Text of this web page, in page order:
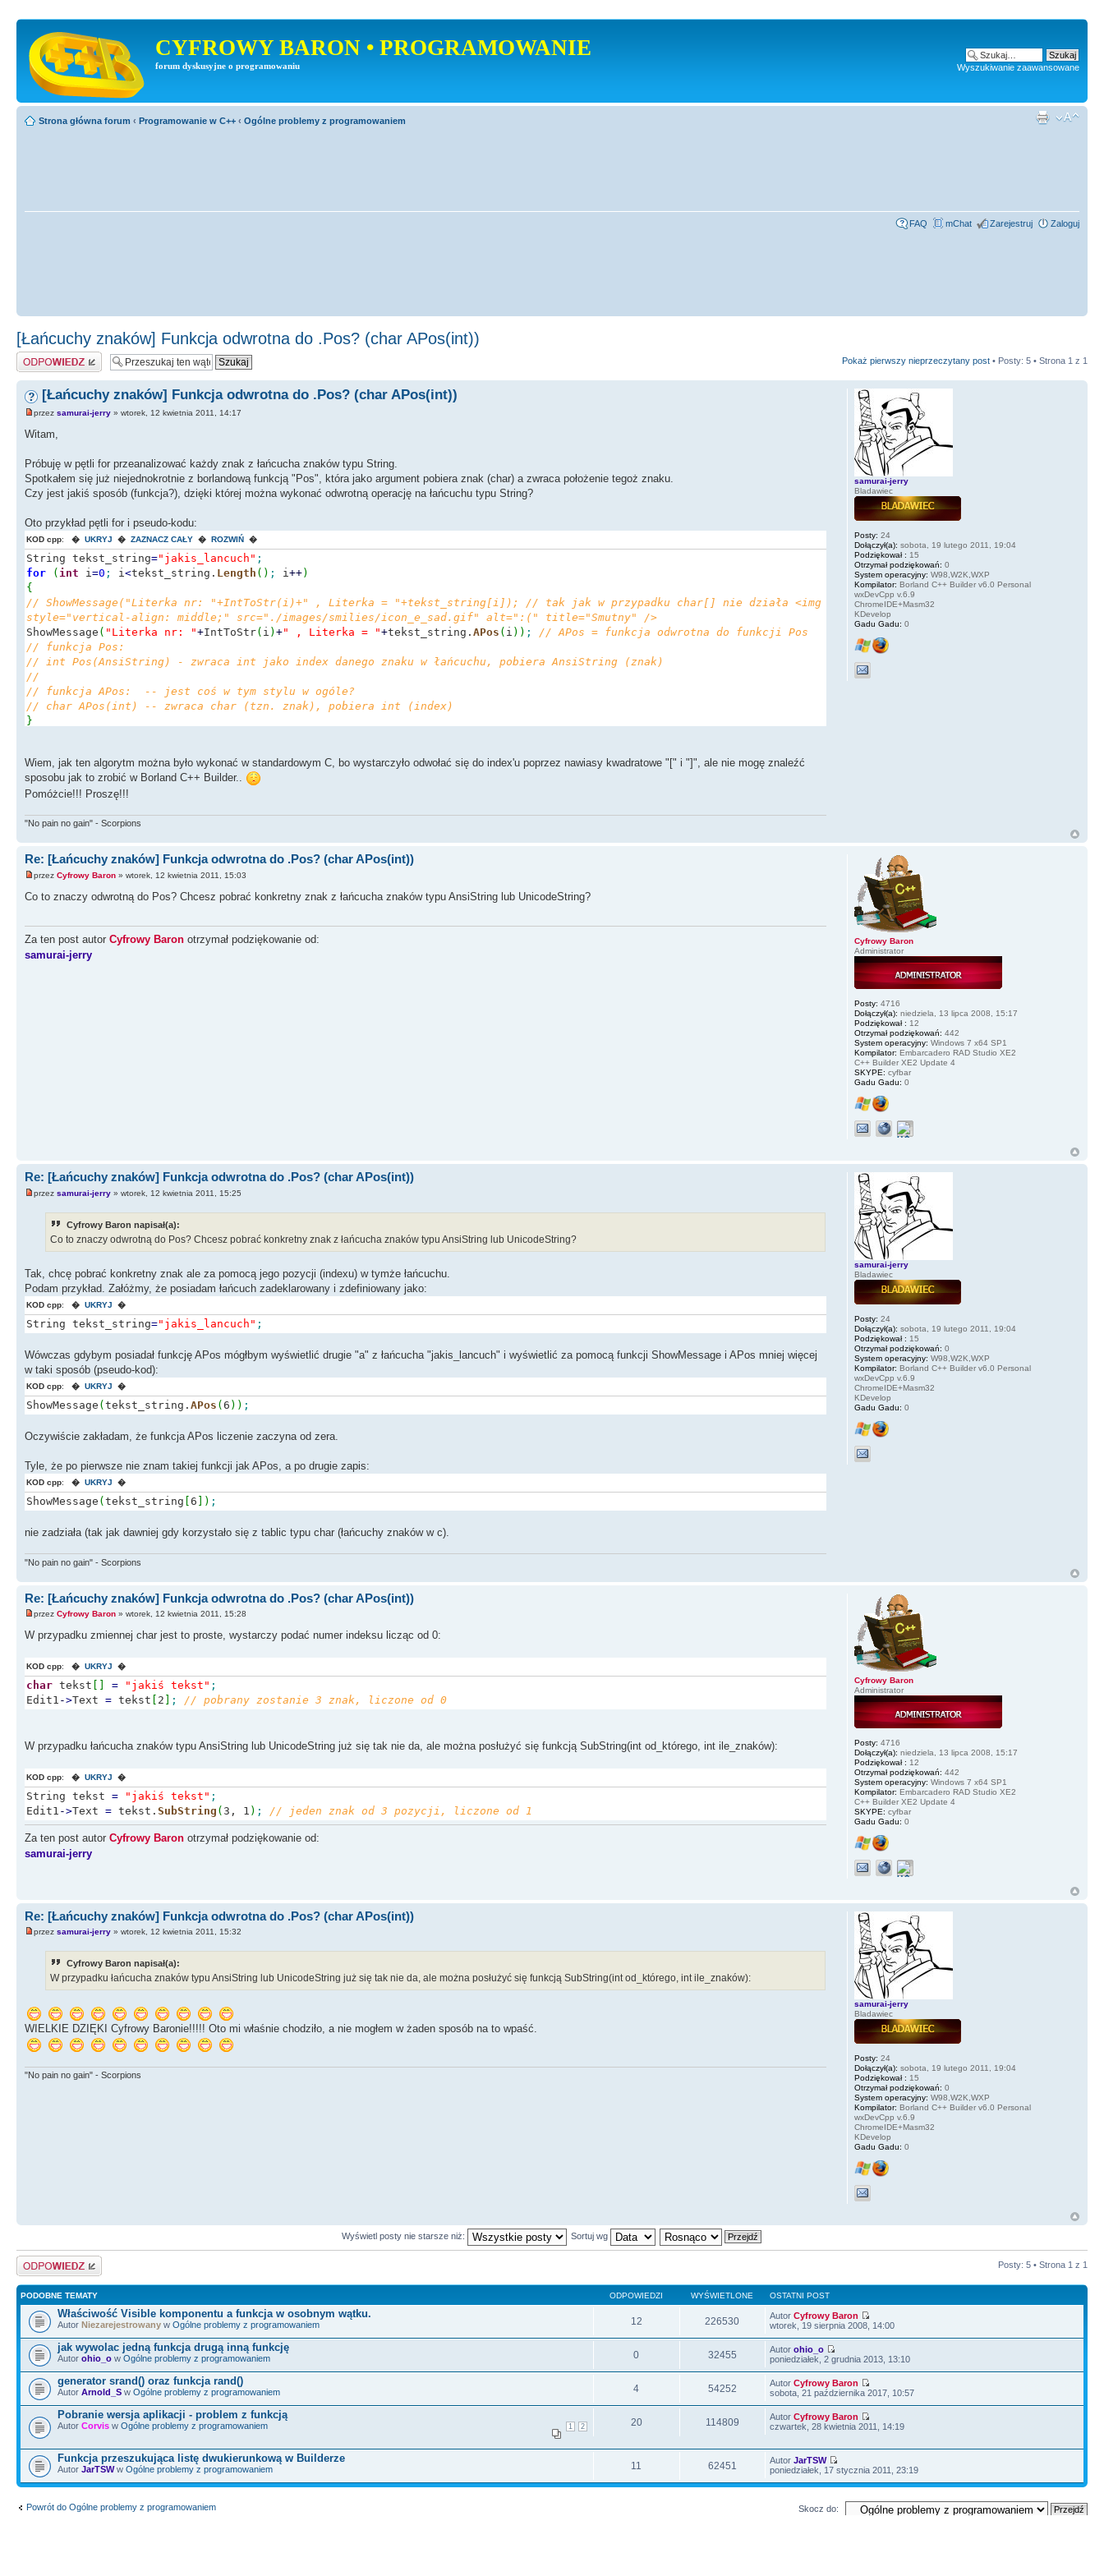
CYFROWY BARON • PROGRAMOWANIE
forum dyskusyjne o programowaniu Wyszukiwanie zaawansowane
Strona główna forum ‹ Programowanie w C++ ‹ Ogólne problemy z programowaniem
FAQ mChat Zarejestruj Zaloguj
[Łańcuchy znaków] Funkcja odwrotna do .Pos? (char APos(int))
Odpowiedz Pokaż pierwszy nieprzeczytany post • Posty: 5 • Strona 1 z 1
[Łańcuchy znaków] Funkcja odwrotna do .Pos? (char APos(int))
przez samurai-jerry » wtorek, 12 kwietnia 2011, 14:17
Witam,
Próbuję w pętli for przeanalizować każdy znak z łańcucha znaków typu String.
Spotkałem się już niejednokrotnie z borlandową funkcją "Pos", która jako argument pobiera znak (char) a zwraca położenie tegoż znaku.
Czy jest jakiś sposób (funkcja?), dzięki której można wykonać odwrotną operację na łańcuchu typu String?
Oto przykład pętli for i pseudo-kodu:
KOD cpp: � UKRYJ � ZAZNACZ CAŁY � ROZWIŃ �
String tekst_string="jakis_lancuch" ;
for
( int i =0 ; i <tekst_string. Length ( ) ; i ++)
{
// ShowMessage("Literka nr: "+IntToStr(i)+" , Literka = "+tekst_string[i]); // tak jak w przypadku char[] nie działa <img
style="vertical-align: middle;" src="./images/smilies/icon_e_sad.gif" alt=":(" title="Smutny" />
ShowMessage ( "Literka nr: "+IntToStr( i ) +" , Literka = "+tekst_string. APos ( i ) ) ;
// APos = funkcja odwrotna do funkcji Pos
// funkcja Pos:
// int Pos(AnsiString) - zwraca int jako index danego znaku w łańcuchu, pobiera AnsiString (znak)
//
// funkcja APos: -- jest coś w tym stylu w ogóle?
// char APos(int) -- zwraca char (tzn. znak), pobiera int (index)
}
Wiem, jak ten algorytm można było wykonać w standardowym C, bo wystarczyło odwołać się do index'u poprzez nawiasy kwadratowe "[" i "]", ale nie mogę znaleźć
sposobu jak to zrobić w Borland C++ Builder..
Pomóżcie!!! Proszę!!!
"No pain no gain" - Scorpions
samurai-jerry
Bladawiec
Posty: 24
Dołączył(a): sobota, 19 lutego 2011, 19:04
Podziękował : 15
Otrzymał podziękowań: 0
System operacyjny: W98,W2K,WXP
Kompilator: Borland C++ Builder v6.0 Personal
wxDevCpp v.6.9
ChromeIDE+Masm32
KDevelop
Gadu Gadu: 0
Re: [Łańcuchy znaków] Funkcja odwrotna do .Pos? (char APos(int))
przez Cyfrowy Baron » wtorek, 12 kwietnia 2011, 15:03
Co to znaczy odwrotną do Pos? Chcesz pobrać konkretny znak z łańcucha znaków typu AnsiString lub UnicodeString?
Za ten post autor Cyfrowy Baron otrzymał podziękowanie od:
samurai-jerry
Cyfrowy Baron
Administrator
Posty: 4716
Dołączył(a): niedziela, 13 lipca 2008, 15:17
Podziękował : 12
Otrzymał podziękowań: 442
System operacyjny: Windows 7 x64 SP1
Kompilator: Embarcadero RAD Studio XE2
C++ Builder XE2 Update 4
SKYPE: cyfbar
Gadu Gadu: 0
Re: [Łańcuchy znaków] Funkcja odwrotna do .Pos? (char APos(int))
przez samurai-jerry » wtorek, 12 kwietnia 2011, 15:25
Cyfrowy Baron napisał(a):
Co to znaczy odwrotną do Pos? Chcesz pobrać konkretny znak z łańcucha znaków typu AnsiString lub UnicodeString?
Tak, chcę pobrać konkretny znak ale za pomocą jego pozycji (indexu) w tymże łańcuchu.
Podam przykład. Załóżmy, że posiadam łańcuch zadeklarowany i zdefiniowany jako:
KOD cpp: � UKRYJ �
String tekst_string="jakis_lancuch" ;
Wówczas gdybym posiadał funkcję APos mógłbym wyświetlić drugie "a" z łańcucha "jakis_lancuch" i wyświetlić za pomocą funkcji ShowMessage i APos mniej więcej
w taki sposób (pseudo-kod):
KOD cpp: � UKRYJ �
ShowMessage ( tekst_string. APos ( 6 ) ) ;
Oczywiście zakładam, że funkcja APos liczenie zaczyna od zera.
Tyle, że po pierwsze nie znam takiej funkcji jak APos, a po drugie zapis:
KOD cpp: � UKRYJ �
ShowMessage ( tekst_string 6 ) ;
nie zadziała (tak jak dawniej gdy korzystało się z tablic typu char (łańcuchy znaków w c).
"No pain no gain" - Scorpions
samurai-jerry
Bladawiec
Posty: 24
Dołączył(a): sobota, 19 lutego 2011, 19:04
Podziękował : 15
Otrzymał podziękowań: 0
System operacyjny: W98,W2K,WXP
Kompilator: Borland C++ Builder v6.0 Personal
wxDevCpp v.6.9
ChromeIDE+Masm32
KDevelop
Gadu Gadu: 0
Re: [Łańcuchy znaków] Funkcja odwrotna do .Pos? (char APos(int))
przez Cyfrowy Baron » wtorek, 12 kwietnia 2011, 15:28
W przypadku zmiennej char jest to proste, wystarczy podać numer indeksu licząc od 0:
KOD cpp: � UKRYJ �
char tekst = "jakiś tekst" ;
Edit1 ->Text = tekst 2 ; // pobrany zostanie 3 znak, liczone od 0
W przypadku łańcucha znaków typu AnsiString lub UnicodeString już się tak nie da, ale można posłużyć się funkcją SubString(int od_którego, int ile_znaków):
KOD cpp: � UKRYJ �
String tekst = "jakiś tekst" ;
Edit1 ->Text = tekst. SubString ( 3, 1 ) ; // jeden znak od 3 pozycji, liczone od 1
Za ten post autor Cyfrowy Baron otrzymał podziękowanie od:
samurai-jerry
Cyfrowy Baron
Administrator
Posty: 4716
Dołączył(a): niedziela, 13 lipca 2008, 15:17
Podziękował : 12
Otrzymał podziękowań: 442
System operacyjny: Windows 7 x64 SP1
Kompilator: Embarcadero RAD Studio XE2
C++ Builder XE2 Update 4
SKYPE: cyfbar
Gadu Gadu: 0
Re: [Łańcuchy znaków] Funkcja odwrotna do .Pos? (char APos(int))
przez samurai-jerry » wtorek, 12 kwietnia 2011, 15:32
Cyfrowy Baron napisał(a):
W przypadku łańcucha znaków typu AnsiString lub UnicodeString już się tak nie da, ale można posłużyć się funkcją SubString(int od_którego, int ile_znaków):
WIELKIE DZIĘKI Cyfrowy Baronie!!!!! Oto mi właśnie chodziło, a nie mogłem w żaden sposób na to wpaść.
"No pain no gain" - Scorpions
samurai-jerry
Bladawiec
Posty: 24
Dołączył(a): sobota, 19 lutego 2011, 19:04
Podziękował : 15
Otrzymał podziękowań: 0
System operacyjny: W98,W2K,WXP
Kompilator: Borland C++ Builder v6.0 Personal
wxDevCpp v.6.9
ChromeIDE+Masm32
KDevelop
Gadu Gadu: 0
Wyświetl posty nie starsze niż: Sortuj wg
Odpowiedz Posty: 5 • Strona 1 z 1
PODOBNE TEMATY ODPOWIEDZI WYŚWIETLONE OSTATNI POST
Właściwość Visible komponentu a funkcja w osobnym wątku.
Autor Niezarejestrowany w Ogólne problemy z programowaniem 12 226530 AutorCyfrowy Baron
wtorek, 19 sierpnia 2008, 14:00
jak wywolac jedną funkcja drugą inną funkcję
Autor ohio_o w Ogólne problemy z programowaniem 0 32455 Autorohio_o
poniedziałek, 2 grudnia 2013, 13:10
generator srand() oraz funkcja rand()
Autor Arnold_S w Ogólne problemy z programowaniem 4 54252 AutorCyfrowy Baron
sobota, 21 października 2017, 10:57
Pobranie wersja aplikacji - problem z funkcją
1 2
Autor Corvis w Ogólne problemy z programowaniem 20 114809 AutorCyfrowy Baron
czwartek, 28 kwietnia 2011, 14:19
Funkcja przeszukująca listę dwukierunkową w Builderze
Autor JarTSWw Ogólne problemy z programowaniem 11 62451 AutorJarTSW
poniedziałek, 17 stycznia 2011, 23:19
Powrót do Ogólne problemy z programowaniem Skocz do: